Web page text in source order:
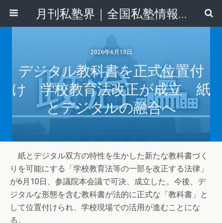
月刊私塾界｜全国私塾情報センター
2026年6月10日
デジタル教科書を正式位置付
け 学校教育法改正が成立 紙
とデジタルの融合へ
紙とデジタル双方の特性を生かした新たな教科書づく
りを可能にする「学校教育法等の一部を改正する法律」
が6月10日、参議院本会議で可決、成立した。今後、デ
ジタルな形態を含む教科書が法的に正式な「教科書」と
して位置付けられ、学校現場での活用が進むことにな
る。